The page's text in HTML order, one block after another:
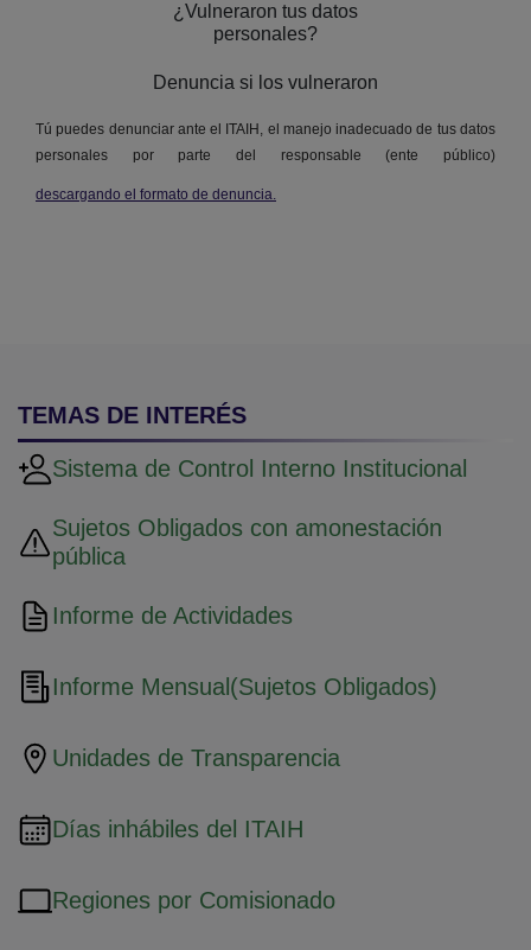
¿Vulneraron tus datos
personales?
Denuncia si los vulneraron
Tú puedes denunciar ante el ITAIH, el manejo inadecuado de tus datos
personales por parte del responsable (ente público)
descargando el formato de denuncia.
TEMAS DE INTERÉS
Sistema de Control Interno Institucional
Sujetos Obligados con amonestación
pública
Informe de Actividades
Informe Mensual(Sujetos Obligados)
Unidades de Transparencia
Días inhábiles del ITAIH
Regiones por Comisionado